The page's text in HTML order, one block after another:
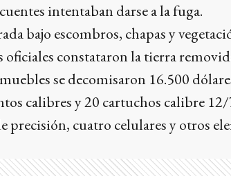
intentaban darse a la fuga.
bajo escombros, chapas y
oficiales constataron la tierra
se decomisaron 16.500
calibres y 20 cartuchos calibre
precisión, cuatro celulares y otros